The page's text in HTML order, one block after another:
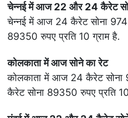
24 कैरेट सोने का रेट :आज भारत
95627 रुपए प्रति 10 ग्राम है.
भोपाल में आज 22, 24 कैरेट सोने
भोपाल में आज 22 कैरेट सोना
तो 24 कैरेट सोना 97530 रुपए